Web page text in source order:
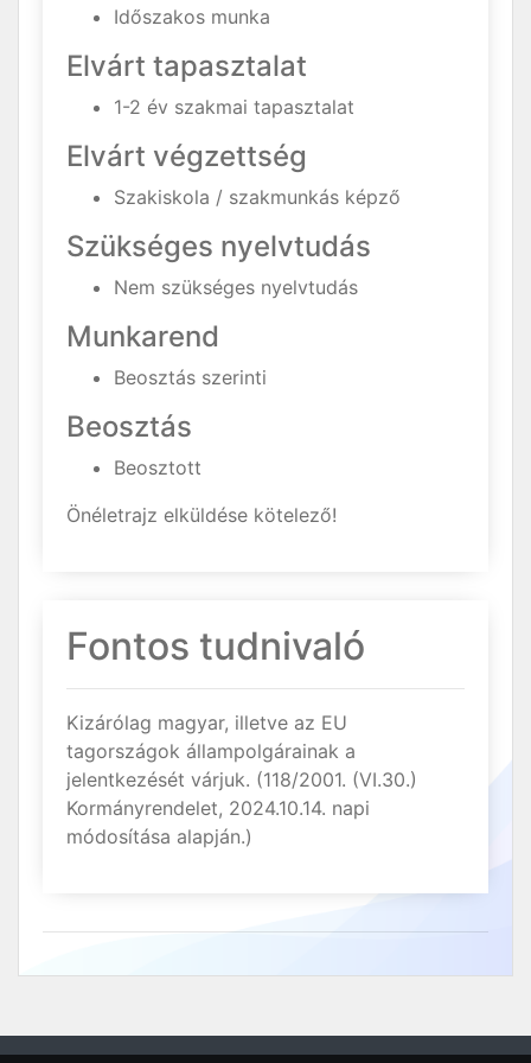
Időszakos munka
Elvárt tapasztalat
1-2 év szakmai tapasztalat
Elvárt végzettség
Szakiskola / szakmunkás képző
Szükséges nyelvtudás
Nem szükséges nyelvtudás
Munkarend
Beosztás szerinti
Beosztás
Beosztott
Önéletrajz elküldése kötelező!
Fontos tudnivaló
Kizárólag magyar, illetve az EU
tagországok állampolgárainak a
jelentkezését várjuk. (118/2001. (VI.30.)
Kormányrendelet, 2024.10.14. napi
módosítása alapján.)